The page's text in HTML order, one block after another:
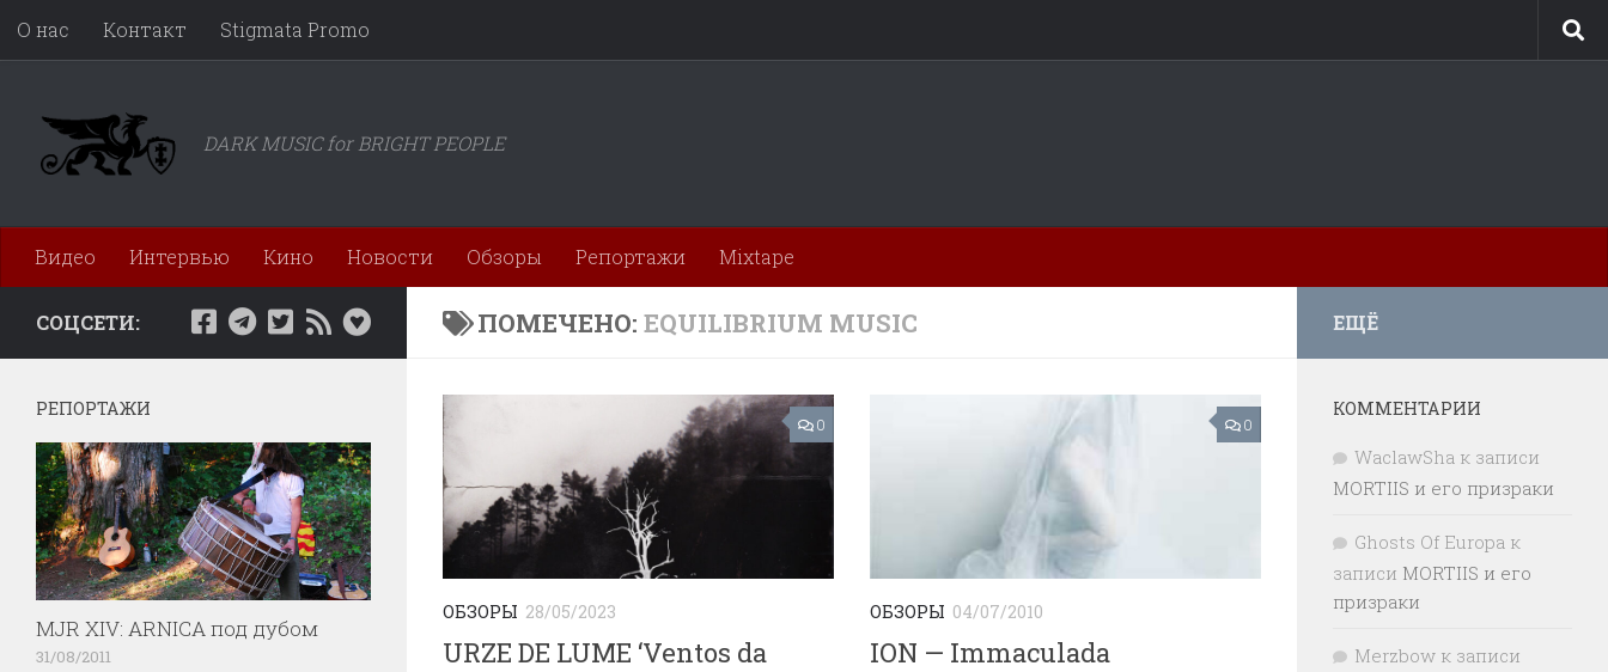
Перейти к содержимому
О нас Контакт Stigmata Promo
DARK MUSIC for BRIGHT PEOPLE
Видео Интервью Кино Новости Обзоры Репортажи Mixtape
ПОМЕЧЕНО: EQUILIBRIUM MUSIC
0
ОБЗОРЫ 28/05/2023
URZE DE LUME ‘Ventos da
0
ОБЗОРЫ 04/07/2010
ION — Immaculada
СОЦСЕТИ:
РЕПОРТАЖИ
MJR XIV: ARNICA под дубом
31/08/2011
ЕЩЁ
КОММЕНТАРИИ
WaclawSha к записи
MORTIIS и его призраки
Ghosts Of Europa к
записи MORTIIS и его
призраки
Merzbow к записи